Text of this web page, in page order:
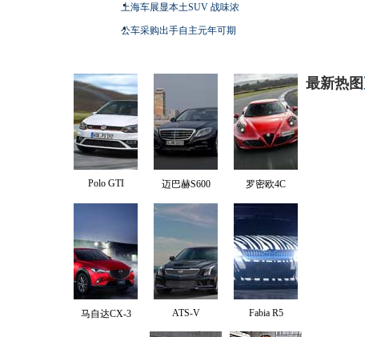
上海车展显本土SUV 战味浓
公车采购出手自主元年可期
Polo GTI 迈巴赫S600 罗密欧4C
马自达CX-3 ATS-V Fabia R5
最新热图